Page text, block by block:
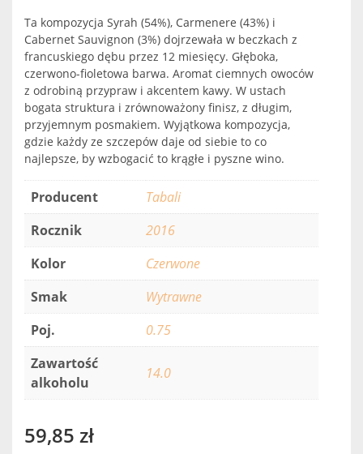
Ta kompozycja Syrah (54%), Carmenere (43%) i
Cabernet Sauvignon (3%) dojrzewała w beczkach z
francuskiego dębu przez 12 miesięcy. Głęboka,
czerwono-fioletowa barwa. Aromat ciemnych owoców
z odrobiną przypraw i akcentem kawy. W ustach
bogata struktura i zrównoważony finisz, z długim,
przyjemnym posmakiem. Wyjątkowa kompozycja,
gdzie każdy ze szczepów daje od siebie to co
najlepsze, by wzbogacić to krągłe i pyszne wino.
Producent
Tabali
Rocznik
2016
Kolor
Czerwone
Smak
Wytrawne
Poj.
0.75
Zawartość
alkoholu
14.0
59,85 zł